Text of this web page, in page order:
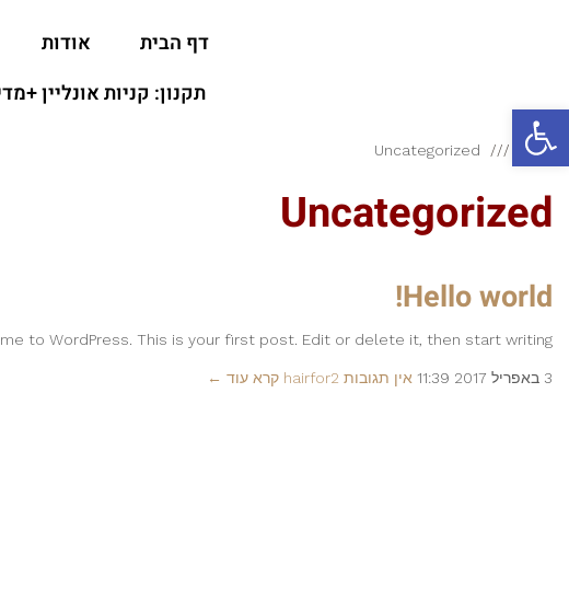
דף הבית אודות
תקנון: קניות אונליין
ראשי Uncategorized
Uncategorized
Hello world!
to WordPress. This is your first post. Edit or delete it, then start writing!
3 באפריל 2017 11:39 אין תגובות hairfor2 קרא עוד ←
פתח סרגל נגישות